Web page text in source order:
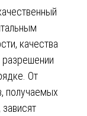
качества
разрешении
От
получаемых
, зависят